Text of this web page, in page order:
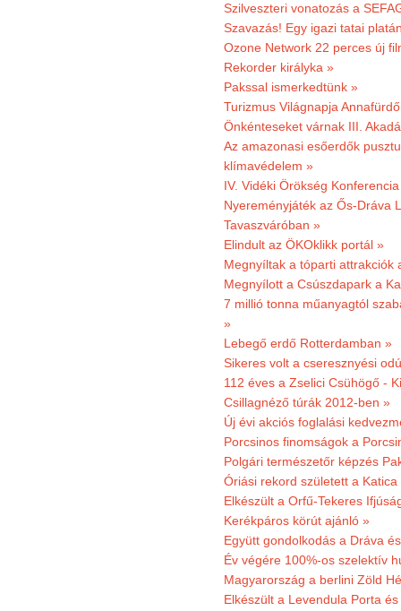
Szilveszteri vonatozás a
Szavazás! Egy igazi tatai
Ozone Network 22 perces új
Rekorder királyka »
Pakssal ismerkedtünk »
Turizmus Világnapja
Önkénteseket várnak III.
Az amazonasi esőerdők
klímavédelem »
IV. Vidéki Örökség
Nyereményjáték az Ős-Dráva
Tavaszváróban »
Elindult az ÖKOklikk portál »
Megnyíltak a tóparti attrakciók
Megnyílott a Csúszdapark a
7 millió tonna műanyagtól
»
Lebegő erdő Rotterdamban »
Sikeres volt a cseresznyési
112 éves a Zselici Csühögő -
Csillagnéző túrák 2012-ben »
Új évi akciós foglalási
Porcsinos finomságok a
Polgári természetőr képzés
Óriási rekord született a Katica
Elkészült a Orfű-Tekeres
Kerékpáros körút ajánló »
Együtt gondolkodás a Dráva
Év végére 100%-os szelektív
Magyarország a berlini Zöld
Elkészült a Levendula Porta